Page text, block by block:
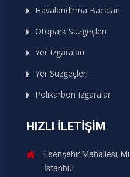
Havalandırma Bacaları
Otopark Süzgeçleri
Yer Izgaraları
Yer Süzgeçleri
Polikarbon Izgaralar
HIZLI İLETIŞIM
Esenşehir Mahallesi,
İstanbul